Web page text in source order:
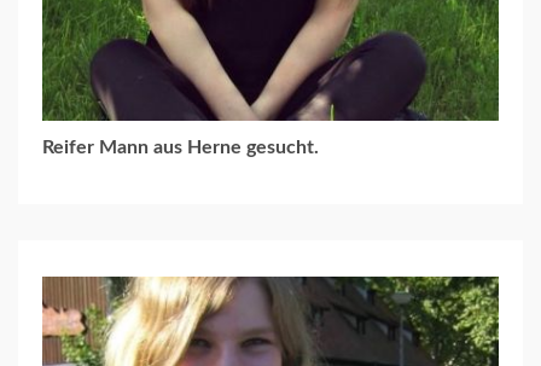
Reifer Mann aus Herne gesucht.